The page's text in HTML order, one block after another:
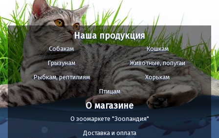
Наша продукция
Собакам
Кошкам
Грызунам
Животные, попугаи
Рыбкам, рептилиям
Хорькам
Птицам
О магазине
О зоомаркете "Зооландия"
Доставка и оплата